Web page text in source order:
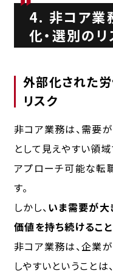
4. 非コア業
化・選別の
外部化された
リスク
非コア業務は、需要
として見えやすい領域
アプローチ可能な転
す。
しかし、 いま需要が大
価値を持ち続けること
非コア業務は、企業
しやすいということは